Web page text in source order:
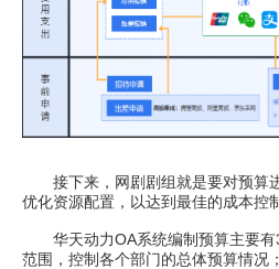
接下来，网剧剧组就是要对预算进
优化资源配置，以达到最佳的成本控制
华天动力OA系统编制预算主要有
范围，控制各个部门的总体预算情况